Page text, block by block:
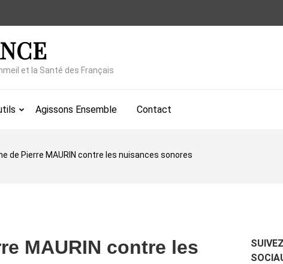
et la Santé des Français
Agissons Ensemble Contact
de Pierre MAURIN contre les nuisances sonores
MAURIN contre les